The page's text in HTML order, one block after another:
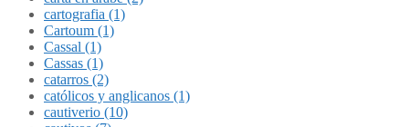
cartografia (1)
Cartoum (1)
Cassal (1)
Cassas (1)
catarros (2)
católicos y anglicanos (1)
cautiverio (10)